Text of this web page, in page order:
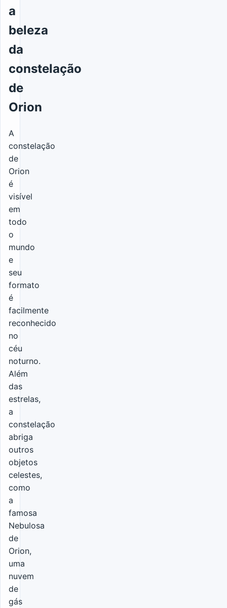
a
beleza
da
constelação
de
Orion
A
constelação
de
Orion
é
visível
em
todo
o
mundo
e
seu
formato
é
facilmente
reconhecido
no
céu
noturno.
Além
das
estrelas,
a
constelação
abriga
outros
objetos
celestes,
como
a
famosa
Nebulosa
de
Orion,
uma
nuvem
de
gás